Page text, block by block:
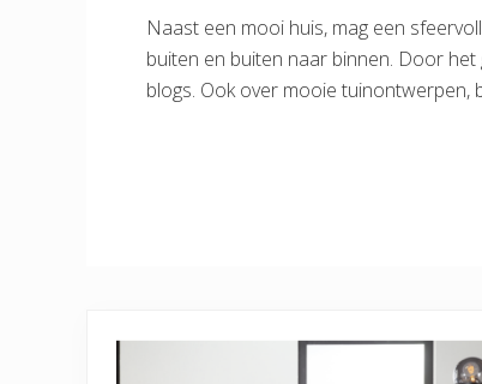
Naast een mooi huis, mag een
buiten en buiten naar binnen. Door het
blogs. Ook over mooie tuinontwerpen,